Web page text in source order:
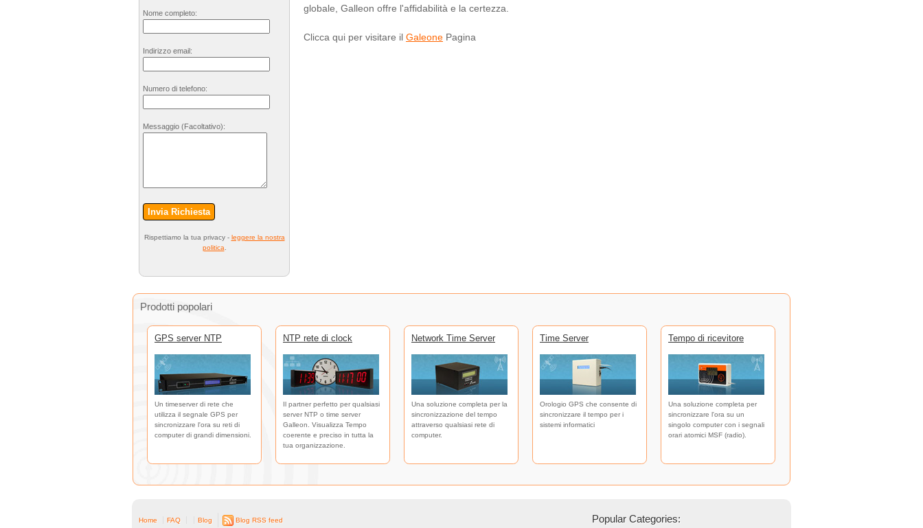
globale, Galleon offre l'affidabilità e la certezza.
Clicca qui per visitare il Galeone Pagina
Nome completo:
Indirizzo email:
Numero di telefono:
Messaggio (Facoltativo):
Invia Richiesta
Rispettiamo la tua privacy - leggere la nostra
politica.
Prodotti popolari
GPS server NTP
Un timeserver di rete che
utilizza il segnale GPS per
sincronizzare l'ora su reti di
computer di grandi dimensioni.
NTP rete di clock
Il partner perfetto per qualsiasi
server NTP o time server
Galleon. Visualizza Tempo
coerente e preciso in tutta la
tua organizzazione.
Network Time Server
Una soluzione completa per la
sincronizzazione del tempo
attraverso qualsiasi rete di
computer.
Time Server
Orologio GPS che consente di
sincronizzare il tempo per i
sistemi informatici
Tempo di ricevitore
Una soluzione completa per
sincronizzare l'ora su un
singolo computer con i segnali
orari atomici MSF (radio).
Home FAQ Blog Blog RSS feed Popular Categories: